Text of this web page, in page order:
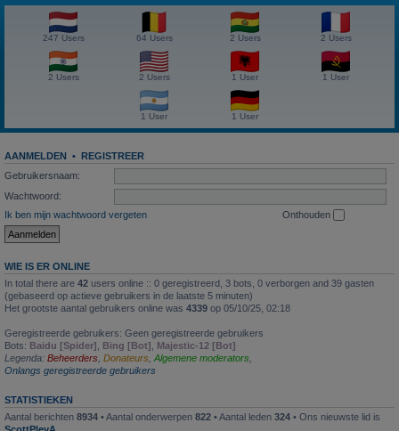
247 Users 64 Users 2 Users 2 Users
2 Users 2 Users 1 User 1 User
1 User 1 User
AANMELDEN • REGISTREER
Gebruikersnaam:
Wachtwoord:
Ik ben mijn wachtwoord vergeten
Onthouden
WIE IS ER ONLINE
In total there are 42 users online :: 0 geregistreerd, 3 bots, 0 verborgen and 39 gasten
(gebaseerd op actieve gebruikers in de laatste 5 minuten)
Het grootste aantal gebruikers online was 4339 op 05/10/25, 02:18
Geregistreerde gebruikers: Geen geregistreerde gebruikers
Bots: Baidu [Spider] , Bing [Bot] , Majestic-12 [Bot]
Legenda: Beheerders, Donateurs,Algemene moderators,
Onlangs geregistreerde gebruikers
STATISTIEKEN
Aantal berichten 8934 • Aantal onderwerpen 822 • Aantal leden 324 • Ons nieuwste lid is